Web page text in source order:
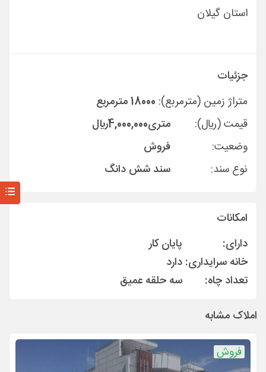
استان گیلان
جزئیات
متراژ زمین (مترمربع): 18000 مترمربع
قیمت (ريال):
متری4,000,000ريال
وضعیت:
فروش
نوع سند:
سند شش دانگ
امکانات
دارای:
پایان کار
خانه سرایداری: دارد
تعداد چاه:
سه حلقه عمیق
املاک مشابه
فروش